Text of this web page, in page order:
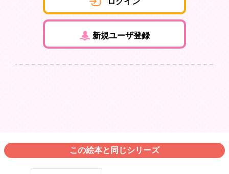
新規ユーザ登録
この絵本と同じシリーズ